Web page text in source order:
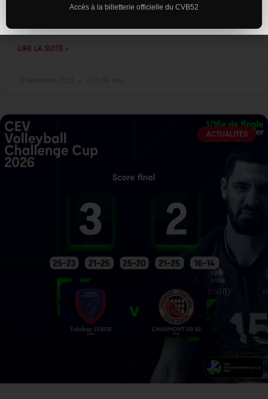
su concrétiser leur bon début de match en remportant le
LIRE LA SUITE »
ACTUALITÉS
Accès à la billetterie officielle du CVB52